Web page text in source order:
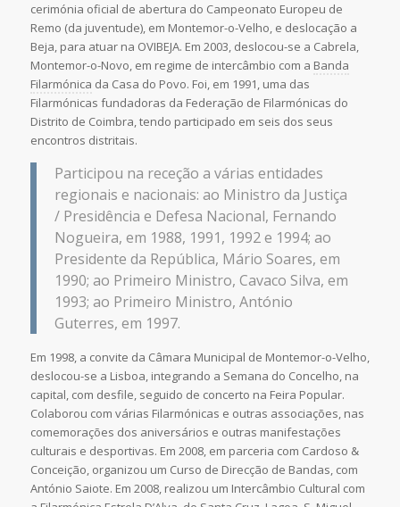
cerimónia oficial de abertura do Campeonato Europeu de
Remo (da juventude), em Montemor-o-Velho, e deslocação a
Beja, para atuar na OVIBEJA. Em 2003, deslocou-se a Cabrela,
Montemor-o-Novo, em regime de intercâmbio com a Banda
Filarmónica da Casa do Povo. Foi, em 1991, uma das
Filarmónicas fundadoras da Federação de Filarmónicas do
Distrito de Coimbra, tendo participado em seis dos seus
encontros distritais.
Participou na receção a várias entidades
regionais e nacionais: ao Ministro da Justiça
/ Presidência e Defesa Nacional, Fernando
Nogueira, em 1988, 1991, 1992 e 1994; ao
Presidente da República, Mário Soares, em
1990; ao Primeiro Ministro, Cavaco Silva, em
1993; ao Primeiro Ministro, António
Guterres, em 1997.
Em 1998, a convite da Câmara Municipal de Montemor-o-Velho,
deslocou-se a Lisboa, integrando a Semana do Concelho, na
capital, com desfile, seguido de concerto na Feira Popular.
Colaborou com várias Filarmónicas e outras associações, nas
comemorações dos aniversários e outras manifestações
culturais e desportivas. Em 2008, em parceria com Cardoso &
Conceição, organizou um Curso de Direcção de Bandas, com
António Saiote. Em 2008, realizou um Intercâmbio Cultural com